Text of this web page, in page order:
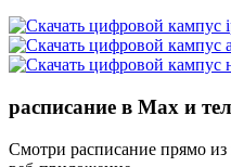
расписание в Max и
Смотри расписание прямо из